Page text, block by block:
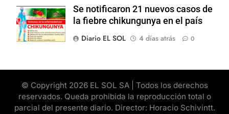
Se notificaron 21 nuevos casos de
la fiebre chikungunya en el país
Diario EL SOL
4 días atrás 0
© Copyright 2026 EL SOL SA | Todos los derechos
reservados. Queda prohibida la reproducción total o
parcial del presente diario. Director: Horacio Schivintt.